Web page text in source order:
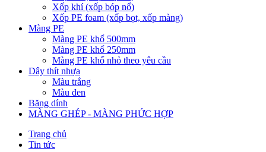
Xốp khí (xốp bóp nổ)
Xốp PE foam (xốp bọt, xốp màng)
Màng PE
Màng PE khổ 500mm
Màng PE khổ 250mm
Màng PE khổ nhỏ theo yêu cầu
Dây thít nhựa
Màu trắng
Màu đen
Băng dính
MÀNG GHÉP - MÀNG PHỨC HỢP
Trang chủ
Tin tức